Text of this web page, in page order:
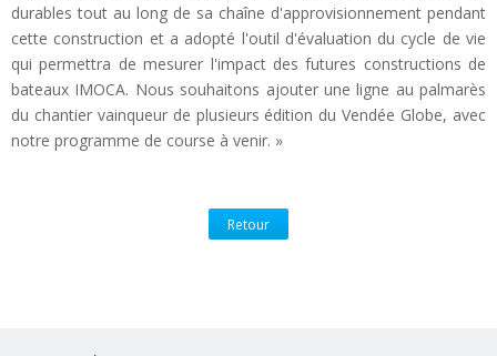
durables tout au long de sa chaîne d'approvisionnement pendant
cette construction et a adopté l'outil d'évaluation du cycle de vie
qui permettra de mesurer l'impact des futures constructions de
bateaux IMOCA. Nous souhaitons ajouter une ligne au palmarès
du chantier vainqueur de plusieurs édition du Vendée Globe, avec
notre programme de course à venir. »
Retour